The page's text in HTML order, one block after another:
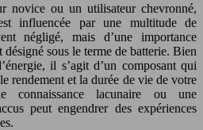
influencée par une multitude de
négligé, mais d’une importance
désigné sous le terme de batterie. Bien
il s’agit d’un composant qui
rendement et la durée de vie de votre
connaissance lacunaire ou une
peut engendrer des expériences